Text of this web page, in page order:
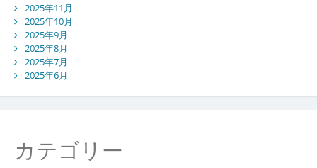
2025年11月
2025年10月
2025年9月
2025年8月
2025年7月
2025年6月
カテゴリー